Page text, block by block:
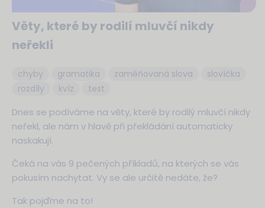
Věty, které by rodilí mluvčí nikdy
neřekli
chyby gramatika zaměňovaná slova
slovíčka
rozdíly
kvíz test
Dnes se podíváme na věty, které by rodilý mluvčí nikdy
neřekl, ale nám v hlavě při překládání automaticky
naskakují.
Čeká na vás 9 pečených příkladů, na kterých se vás
pokusím nachytat. Vy se ale určitě nedáte, že?
Tak pojďme na to!